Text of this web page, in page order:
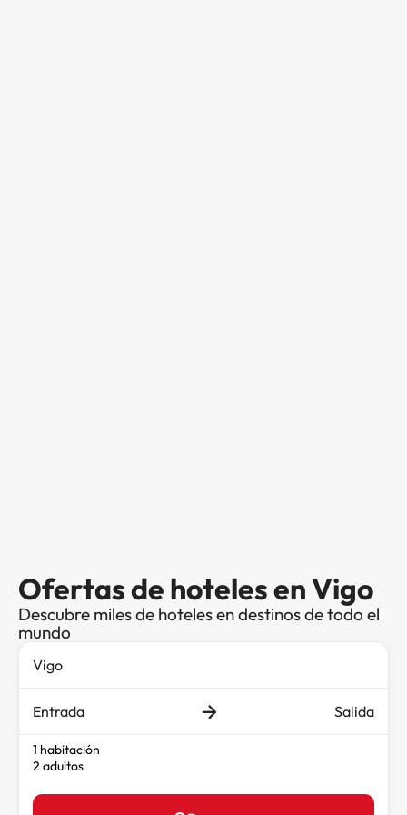
Ofertas de hoteles en Vigo
Descubre miles de hoteles en destinos de todo el
mundo
Entrada Salida
1 habitación
2 adultos